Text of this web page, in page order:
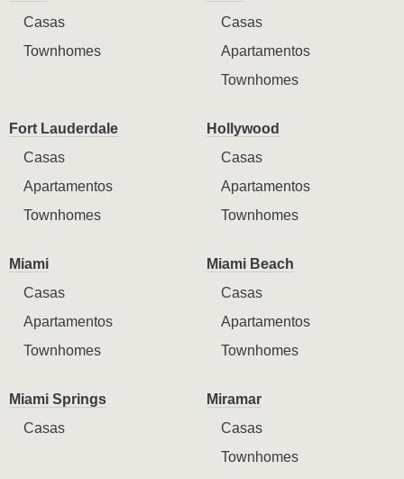
Casas
Townhomes
Casas
Apartamentos
Townhomes
Fort Lauderdale
Casas
Apartamentos
Townhomes
Hollywood
Casas
Apartamentos
Townhomes
Miami
Casas
Apartamentos
Townhomes
Miami Beach
Casas
Apartamentos
Townhomes
Miami Springs
Casas
Miramar
Casas
Townhomes